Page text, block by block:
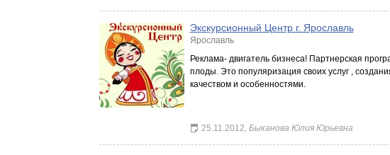
Экскурсионный Центр г. Ярославль
Ярославль
Реклама- двигатель бизнеса! Партнерская
плоды. Это популяризация своих услуг ,
качеством и особенностями.
25.11.2012, Быканова Юлия Юрьевна